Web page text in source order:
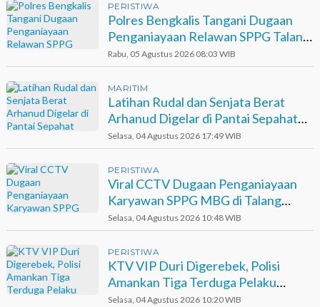
PERISTIWA
Polres Bengkalis Tangani Dugaan
Penganiayaan Relawan SPPG Talang
Muandau
Rabu, 05 Agustus 2026 08:03 WIB
MARITIM
Latihan Rudal dan Senjata Berat
Arhanud Digelar di Pantai Sepahat
Bengkalis
Selasa, 04 Agustus 2026 17:49 WIB
PERISTIWA
Viral CCTV Dugaan Penganiayaan
Karyawan SPPG MBG di Talang
Muandau
Selasa, 04 Agustus 2026 10:48 WIB
PERISTIWA
KTV VIP Duri Digerebek, Polisi
Amankan Tiga Terduga Pelaku
Narkotika
Selasa, 04 Agustus 2026 10:20 WIB